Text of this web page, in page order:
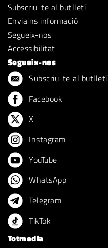
Subscriu-te al butlletí
Envia'ns informació
Segueix-nos
Accessibilitat
Segueix-nos
Subscriu-te al butlletí
Facebook
X
Instagram
YouTube
WhatsApp
Telegram
TikTok
Totmedia